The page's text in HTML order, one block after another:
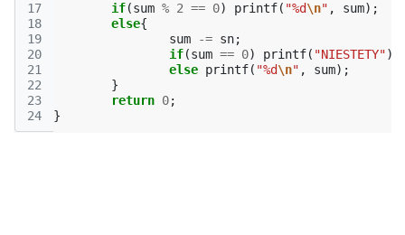
17
18
19
20
21
22
23
24
if(sum % 2 == 0) printf( "%d\n" , sum);
else{
sum
-= sn;
if(sum == 0) printf( "NIESTETY");
else printf( "%d\n" , sum);
}
return 0;
}